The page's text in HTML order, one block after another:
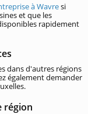
à Wavresi
et que les
rapidement
dans d'autres régions
également demander
région